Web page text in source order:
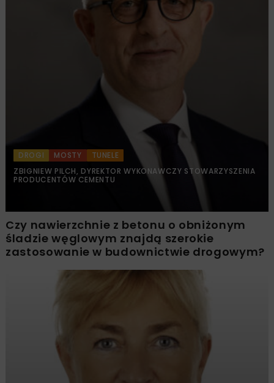
DROGI MOSTY
TUNELE
ZBIGNIEW PILCH, DYREKTOR WYKONAWCZY STOWARZYSZENIA
PRODUCENTÓW CEMENTU
Czy nawierzchnie z betonu o obniżonym
śladzie węglowym znajdą szerokie
zastosowanie w budownictwie drogowym?